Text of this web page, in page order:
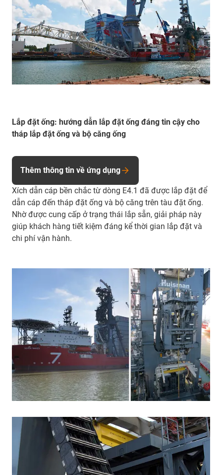
Lắp đặt ống: hướng dẫn lắp đặt ống đáng tin cậy cho
tháp lắp đặt ống và bộ căng ống
Xích dẫn cáp bền chắc từ dòng E4.1 đã được lắp đặt để
dẫn cáp đến tháp đặt ống và bộ căng trên tàu đặt ống.
Nhờ được cung cấp ở trạng thái lắp sẵn, giải pháp này
giúp khách hàng tiết kiệm đáng kể thời gian lắp đặt và
chi phí vận hành.
Thêm thông tin về ứng dụng